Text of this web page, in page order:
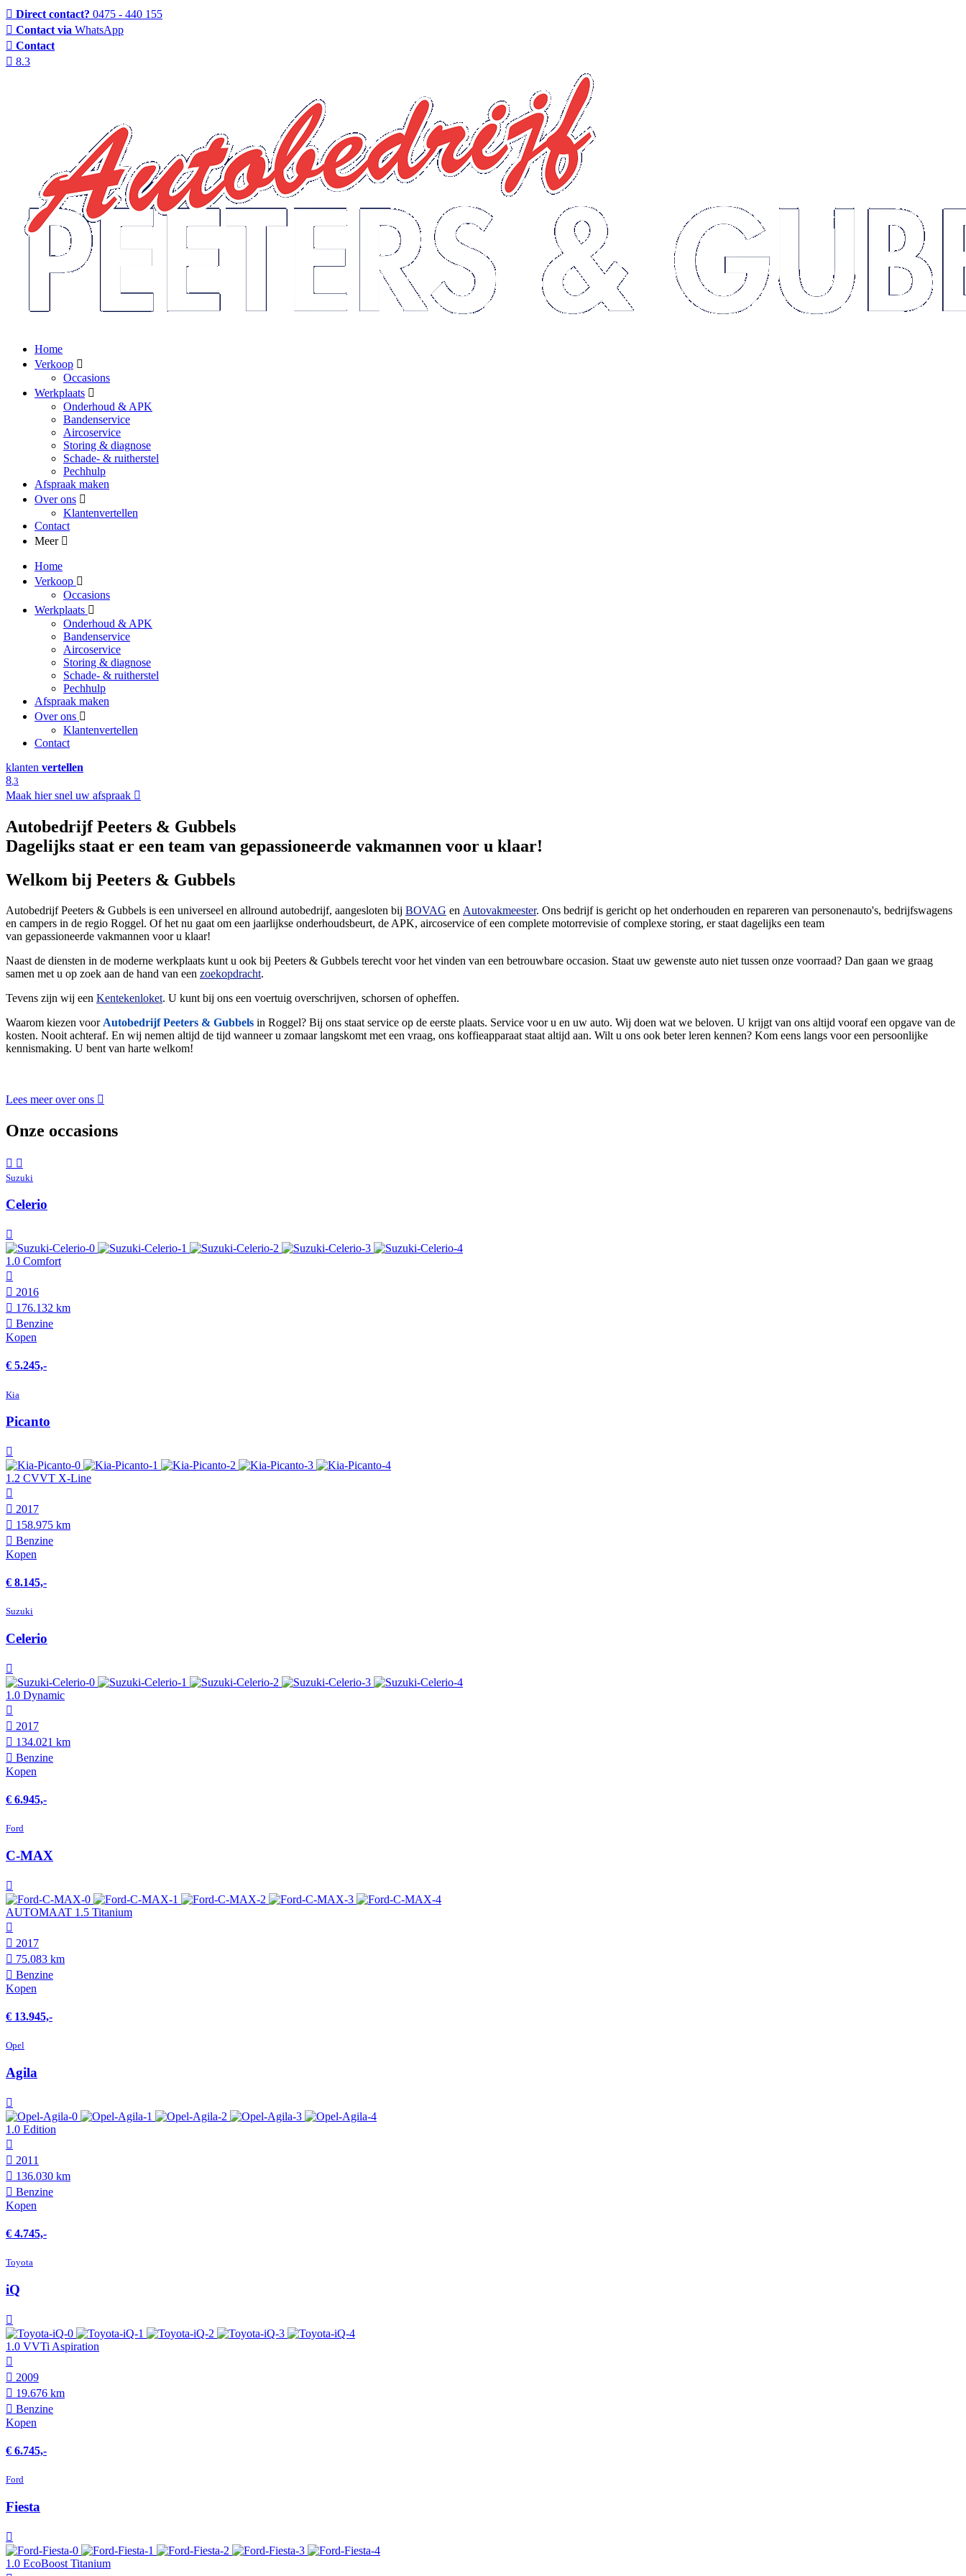
Direct contact? 0475 - 440 155
Contact via WhatsApp
Contact
8.3
Home
Verkoop
Occasions
Werkplaats
Onderhoud & APK
Bandenservice
Aircoservice
Storing & diagnose
Schade- & ruitherstel
Pechhulp
Afspraak maken
Over ons
Klantenvertellen
Contact
Meer
Home
Verkoop
Occasions
Werkplaats
Onderhoud & APK
Bandenservice
Aircoservice
Storing & diagnose
Schade- & ruitherstel
Pechhulp
Afspraak maken
Over ons
Klantenvertellen
Contact
klanten vertellen
8,3
Maak hier snel uw afspraak
Autobedrijf Peeters & Gubbels
Dagelijks staat er een team van gepassioneerde vakmannen voor u klaar!
Welkom bij Peeters & Gubbels
Autobedrijf Peeters & Gubbels is een universeel en allround autobedrijf, aangesloten bij BOVAG en Autovakmeester. Ons bedrijf is gericht op het onderhouden en repareren van personenauto's, bedrijfswagens
en campers in de regio Roggel. Of het nu gaat om een jaarlijkse onderhoudsbeurt, de APK, aircoservice of een complete motorrevisie of complexe storing, er staat dagelijks een team
van gepassioneerde vakmannen voor u klaar!
Naast de diensten in de moderne werkplaats kunt u ook bij Peeters & Gubbels terecht voor het vinden van een betrouwbare occasion. Staat uw gewenste auto niet tussen onze voorraad? Dan gaan we graag
samen met u op zoek aan de hand van een zoekopdracht.
Tevens zijn wij een Kentekenloket. U kunt bij ons een voertuig overschrijven, schorsen of opheffen.
Waarom kiezen voor Autobedrijf Peeters & Gubbels in Roggel? Bij ons staat service op de eerste plaats. Service voor u en uw auto. Wij doen wat we beloven. U krijgt van ons altijd vooraf een opgave van de
kosten. Nooit achteraf. En wij nemen altijd de tijd wanneer u zomaar langskomt met een vraag, ons koffieapparaat staat altijd aan. Wilt u ons ook beter leren kennen? Kom eens langs voor een persoonlijke
kennismaking. U bent van harte welkom!
Lees meer over ons
Onze occasions
Suzuki
Celerio
1.0 Comfort
2016
176.132 km
Benzine
Kopen
€ 5.245,-
Kia
Picanto
1.2 CVVT X-Line
2017
158.975 km
Benzine
Kopen
€ 8.145,-
Suzuki
Celerio
1.0 Dynamic
2017
134.021 km
Benzine
Kopen
€ 6.945,-
Ford
C-MAX
AUTOMAAT 1.5 Titanium
2017
75.083 km
Benzine
Kopen
€ 13.945,-
Opel
Agila
1.0 Edition
2011
136.030 km
Benzine
Kopen
€ 4.745,-
Toyota
iQ
1.0 VVTi Aspiration
2009
19.676 km
Benzine
Kopen
€ 6.745,-
Ford
Fiesta
1.0 EcoBoost Titanium